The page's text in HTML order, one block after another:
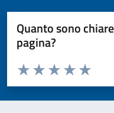
Quanto sono
pagina?
Valuta da 1 a 5 stelle la pagina
Valuta 5
Valuta 4
Valuta 3 stelle
Valuta 2 stelle su 5
Valuta 1 stelle su 5